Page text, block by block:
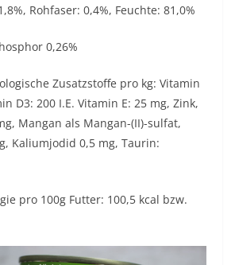
Rohfaser: 0,4%, Feuchte: 81,0%
0,26%
Zusatzstoffe pro kg: Vitamin
D3: 200 I.E. Vitamin E: 25 mg, Zink,
Mangan als Mangan-(II)-sulfat,
Kaliumjodid 0,5 mg, Taurin:
pro 100g Futter: 100,5 kcal bzw.